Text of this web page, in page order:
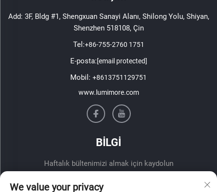
Add: 3F, Bldg #1, Shengxuan Sanayi Alanı, Shilong Yolu, Shiyan,
Shenzhen 518108, Çin
Tel:+86-755-2760 1751
E-posta:[email protected]
Mobil: +8613751129751
www.lumimore.com
BİLGİ
Haftalık bültenimizi almak için kaydolun
We value your privacy